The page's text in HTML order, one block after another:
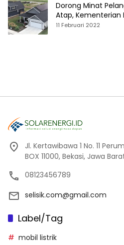
Dorong Minat
Atap, Kementerian
Hibah SEF
11 Februari 2022
Jl. Kertawibawa 1 No. 11
BOX 11000, Bekasi, Jawa
08123456789
selisik.com@gmail.com
Label/Tag
mobil listrik